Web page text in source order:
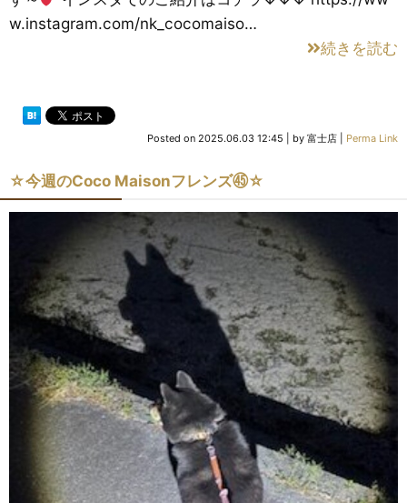
w.instagram.com/nk_cocomaiso…
続きを読む
Posted on 2025.06.03 12:45 by 富士店 Perma Link
☆今週のCoco Maisonフレンズ㊺☆